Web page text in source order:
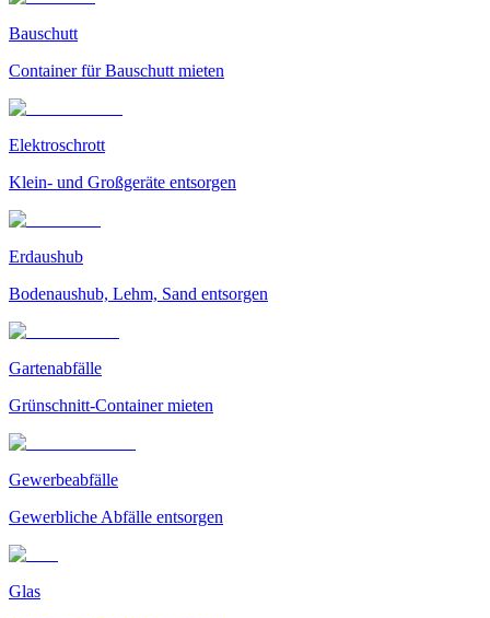
Bauschutt
Container für Bauschutt mieten
Elektroschrott
Klein- und Großgeräte entsorgen
Erdaushub
Bodenaushub, Lehm, Sand entsorgen
Gartenabfälle
Grünschnitt-Container mieten
Gewerbeabfälle
Gewerbliche Abfälle entsorgen
Glas